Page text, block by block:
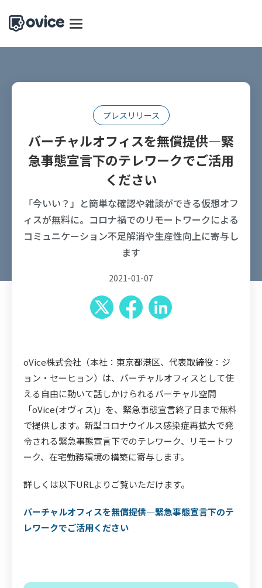
プレスリリース
バーチャルオフィスを無償提供―緊
急事態宣言下のテレワークでご活用
ください
「今いい？」と簡単な確認や雑談ができる仮想オフ
ィスが無料に。コロナ禍でのリモートワークによる
コミュニケーション不足解消や生産性向上に寄与し
ます
2021-01-07
​oVice株式会社（本社：東京都港区、代表取締役：ジ
ョン・セーヒョン）は、バーチャルオフィスとして使
える自由に動いて話しかけられるバーチャル空間
「oVice(オヴィス)」を、緊急事態宣言終了日まで無料
で提供します。新型コロナウイルス感染症再拡大で発
令される緊急事態宣言下でのテレワーク、リモートワ
ーク、在宅勤務環境の構築に寄与します。
詳しくは以下URLよりご覧いただけます。
バーチャルオフィスを無償提供―緊急事態宣言下のテ
レワークでご活用ください